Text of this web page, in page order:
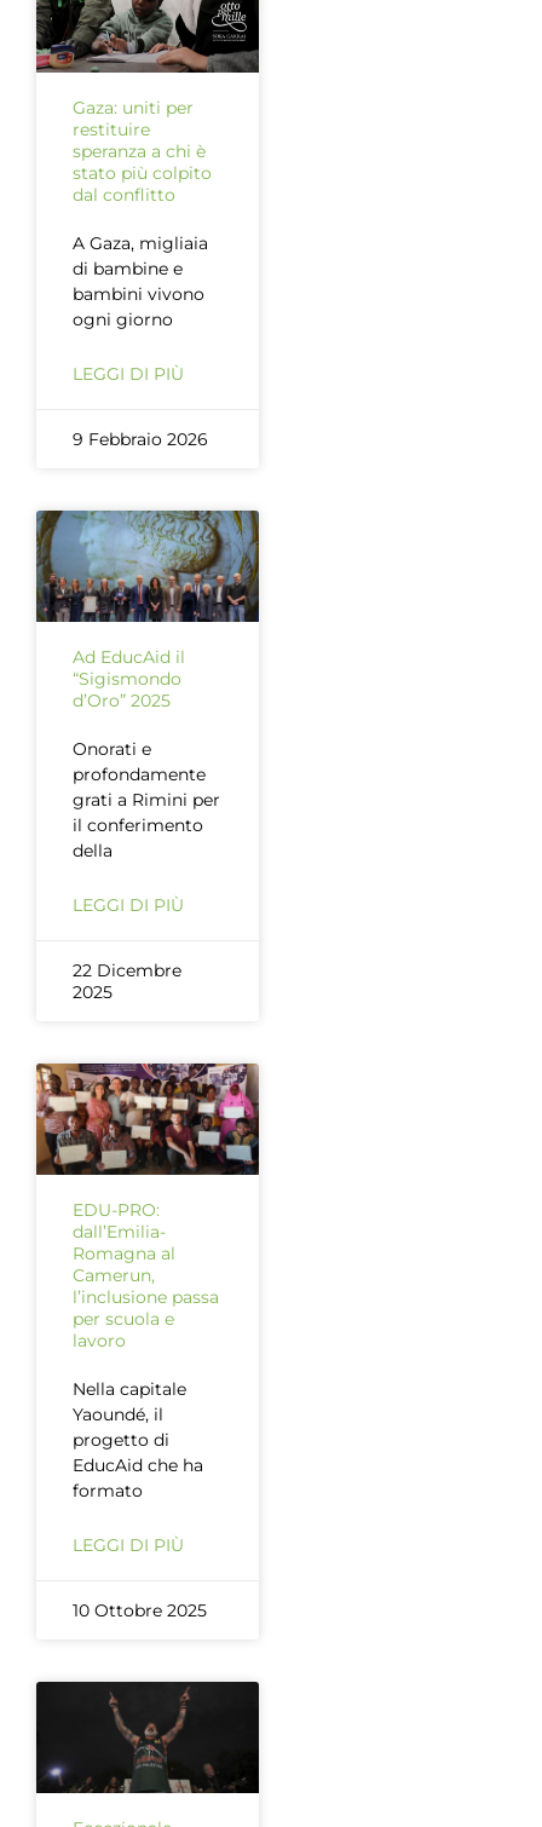
Gaza: uniti per
restituire
speranza a chi è
stato più colpito
dal conflitto
A Gaza, migliaia
di bambine e
bambini vivono
ogni giorno
LEGGI DI PIÙ
9 Febbraio 2026
Ad EducAid il
“Sigismondo
d’Oro” 2025
Onorati e
profondamente
grati a Rimini per
il conferimento
della
LEGGI DI PIÙ
22 Dicembre
2025
EDU-PRO:
dall’Emilia-
Romagna al
Camerun,
l’inclusione passa
per scuola e
lavoro
Nella capitale
Yaoundé, il
progetto di
EducAid che ha
formato
LEGGI DI PIÙ
10 Ottobre 2025